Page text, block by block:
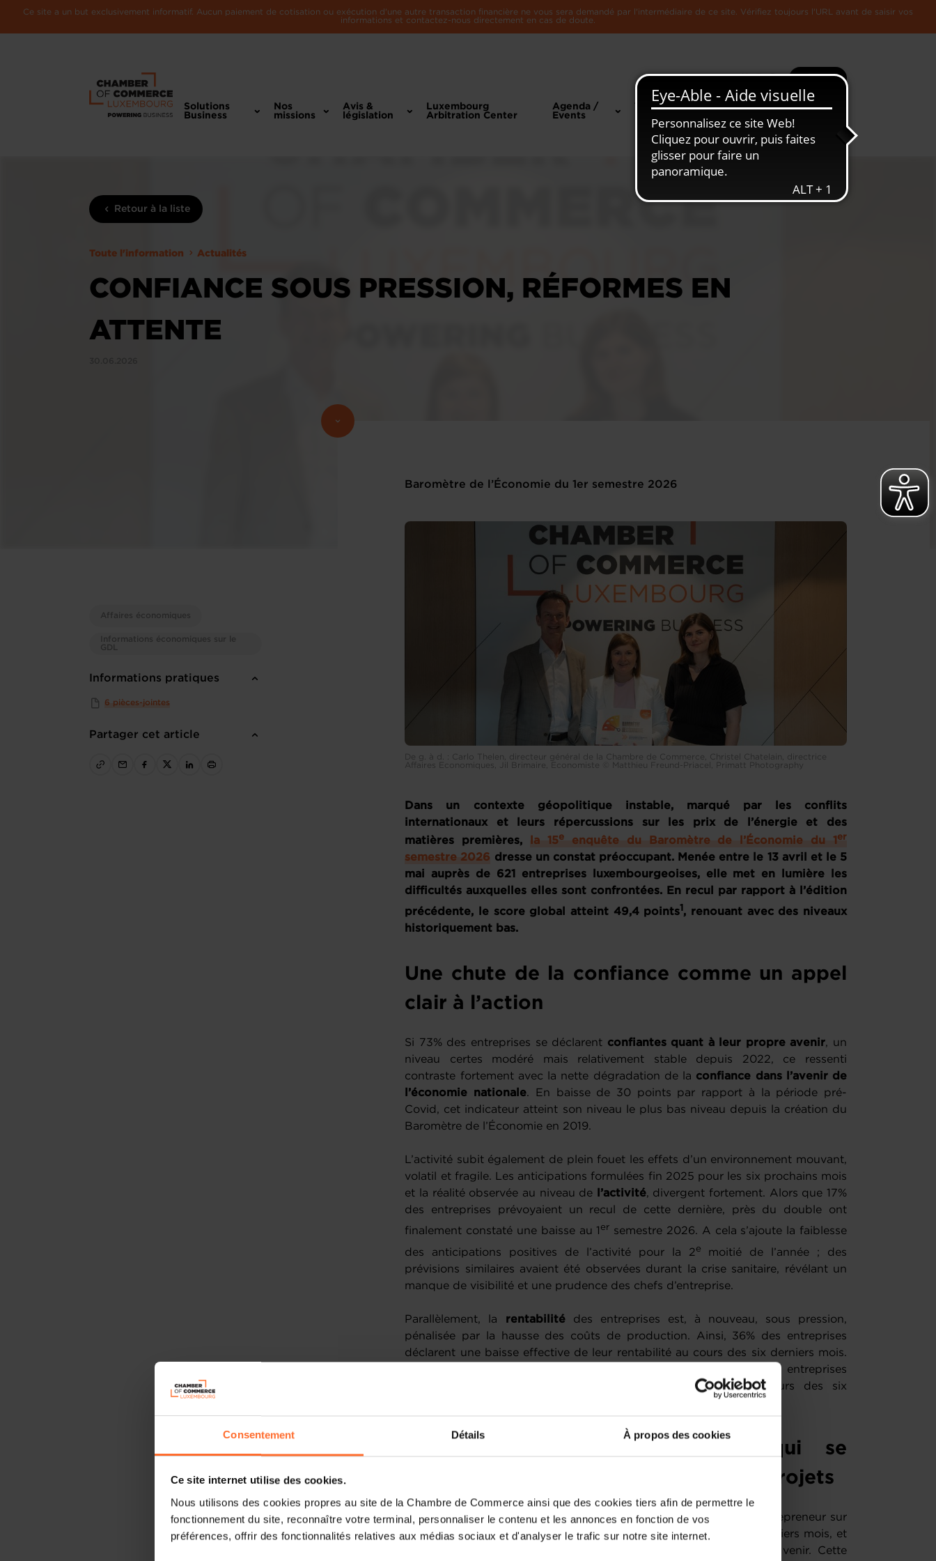
Consentement Détails À propos des cookies
Ce site internet utilise des cookies.
Nous utilisons des cookies propres au site de la Chambre de Commerce ainsi que des cookies tiers afin de permettre le
fonctionnement du site, reconnaître votre terminal, personnaliser le contenu et les annonces en fonction de vos
préférences, offrir des fonctionnalités relatives aux médias sociaux et d'analyser le trafic sur notre site internet.
Ce site a un but exclusivement informatif. Aucun paiement de cotisation ou exécution d'une autre transaction financière ne vous sera demandé par l'intermédiaire de ce site. Vérifiez toujours l'URL avant de saisir vos
informations et contactez-nous directement en cas de doute.
Recherche Plus
Solutions
Business
Nos
missions
Avis &
législation
Luxembourg
Arbitration Center
Agenda /
Events
Toute
L'Economie
Retour à la liste
Toute l'information Actualités
CONFIANCE SOUS PRESSION, RÉFORMES EN
ATTENTE
Affaires économiques
Informations économiques sur le
GDL
Informations pratiques
6 pièces-jointes
Partager cet article
Baromètre de l’Économie du 1er semestre 2026
De g. à d. : Carlo Thelen, directeur général de la Chambre de Commerce, Christel Chatelain, directrice
Affaires Economiques, Jil Brimaire, Economiste © Matthieu Freund-Priacel, Primatt Photography
Dans un contexte géopolitique instable, marqué par les conflits
internationaux et leurs répercussions sur les prix de l’énergie et des
matières premières,
la 15eenquête du Baromètre de l’Économie du 1 er
semestre 2026 dresse un constat préoccupant. Menée entre le 13 avril et le 5
mai auprès de 621 entreprises luxembourgeoises, elle met en lumière les
difficultés auxquelles elles sont confrontées. En recul par rapport à l’édition
précédente, le score global atteint 49,4 points1 , renouant avec des niveaux
historiquement bas.
Une chute de la confiance comme un appel
clair à l’action
Si 73% des entreprises se déclarent confiantes quant à leur propre avenir, un
niveau certes modéré mais relativement stable depuis 2022, ce ressenti
contraste fortement avec la nette dégradation de la confiance dans l’avenir de
l’économie nationale. En baisse de 30 points par rapport à la période pré-
Covid, cet indicateur atteint son niveau le plus bas niveau depuis la création du
Baromètre de l’Économie en 2019.
L’activité subit également de plein fouet les effets d’un environnement mouvant,
volatil et fragile. Les anticipations formulées fin 2025 pour les six prochains mois
et la réalité observée au niveau de
l’activité, divergent fortement. Alors que 17%
des entreprises prévoyaient un recul de cette dernière, près du double ont
finalement constaté une baisse au 1 er semestre 2026. A cela s’ajoute la faiblesse
des anticipations positives de l’activité pour la 2e
moitié de l’année ; des
prévisions similaires avaient été observées durant la crise sanitaire, révélant un
manque de visibilité et une prudence des chefs d’entreprise.
Parallèlement, la rentabilitédes entreprises est, à nouveau, sous pression,
pénalisée par la hausse des coûts de production. Ainsi, 36% des entreprises
déclarent une baisse effective de leur rentabilité au cours des six derniers mois.
Les perspectives demeurent tout aussi pessimistes : 27% des entreprises
anticipant une nouvelle dégradation de leur rentabilité au cours des six
Un ralentissement économique qui se
propage aux investissements et aux projets
Souvent une variable d’ajustement en période d’incertitude, un entrepreneur sur
cinq indique avoir réduit sesinvestissementsau cours des six derniers mois, et
une proportion identique prévoit de le faire dans les six mois à venir. Cette